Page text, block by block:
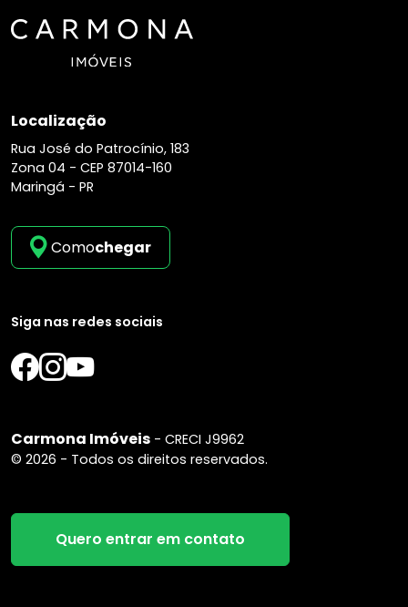
Localização
Rua José do Patrocínio, 183
Zona 04 - CEP 87014-160
Maringá - PR
Comochegar
Siga nas redes sociais
Carmona Imóveis - CRECI J9962
© 2026 - Todos os direitos reservados.
Quero entrar em contato